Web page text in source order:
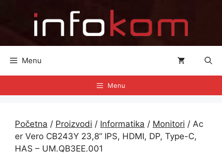
Menu
Menu
Početna / Proizvodi / Informatika / Monitori / Ac
er Vero CB243Y 23,8” IPS, HDMI, DP, Type-C,
HAS – UM.QB3EE.001